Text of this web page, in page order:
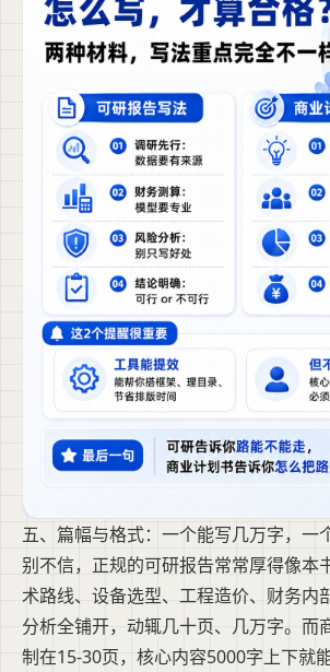
五、篇幅与格式：一个能写几万字，一
别不信，正规的可研报告常常厚得像本
术路线、设备选型、工程造价、财务内
分析全铺开，动辄几十页、几万字。而
制在15-30页，核心内容5000字上下就